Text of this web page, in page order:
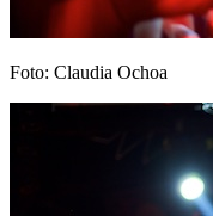
Foto: Claudia Ochoa